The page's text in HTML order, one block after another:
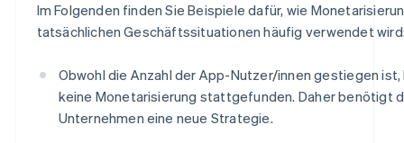
Im Folgenden finden Sie Beispiele dafür, wie
tatsächlichen Geschäftssituationen häufig verwendet
Obwohl die Anzahl der App-Nutzer/innen gestiegen ist,
keine Monetarisierung stattgefunden. Daher benötigt
Unternehmen eine neue Strategie.